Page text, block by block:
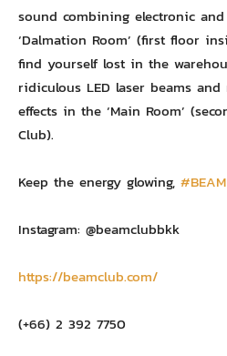
sound combining electronic
‘Dalmation Room’ (first floor
find yourself lost in the
ridiculous LED laser beams
effects in the ‘Main Room’
Club).
Keep the energy glowing, #BEAM
Instagram: @beamclubbkk
https://beamclub.com/
(+66) 2 392 7750